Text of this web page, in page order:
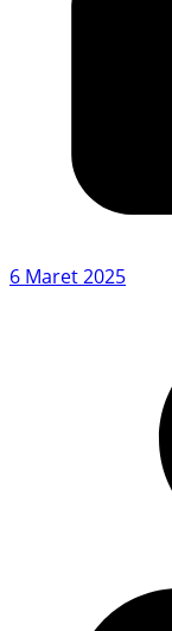
6 Maret 2025